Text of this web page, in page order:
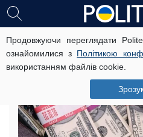
Продовжуючи переглядати
ознайомилися з Політикою
використанням файлів cookie.
Різкий стрибок
знайдено